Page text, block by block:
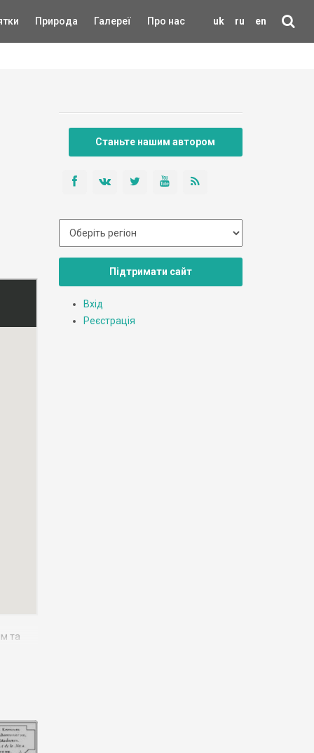
uk ru en
Природа Галереї Про нас
та
Станьте нашим автором
Підтримати сайт
Вхід
Реєстрація